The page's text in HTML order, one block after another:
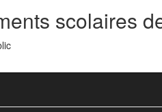
scolaires